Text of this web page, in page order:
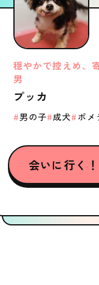
穏やかで控えめ、
男
プッカ
男の子 成犬 ポメ
会いに行く！